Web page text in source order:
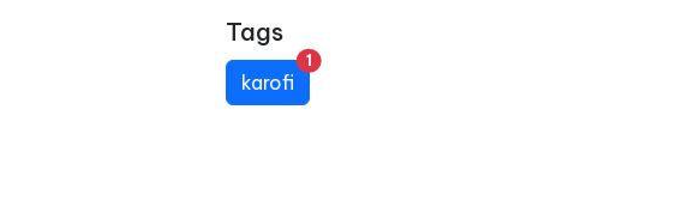
Tags
karofi
1unread messages